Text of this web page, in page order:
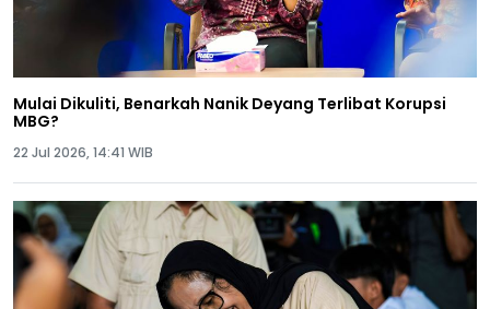
Mulai Dikuliti, Benarkah Nanik Deyang Terlibat Korupsi
MBG?
22 Jul 2026, 14:41 WIB